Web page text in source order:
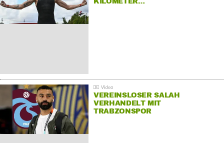
VEREINSLOSER SALAH
VERHANDELT MIT
TRABZONSPOR